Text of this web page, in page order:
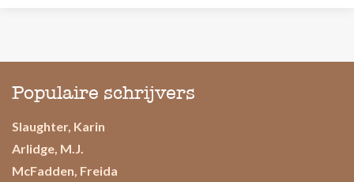
Populaire schrijvers
Slaughter, Karin
Arlidge, M.J.
McFadden, Freida